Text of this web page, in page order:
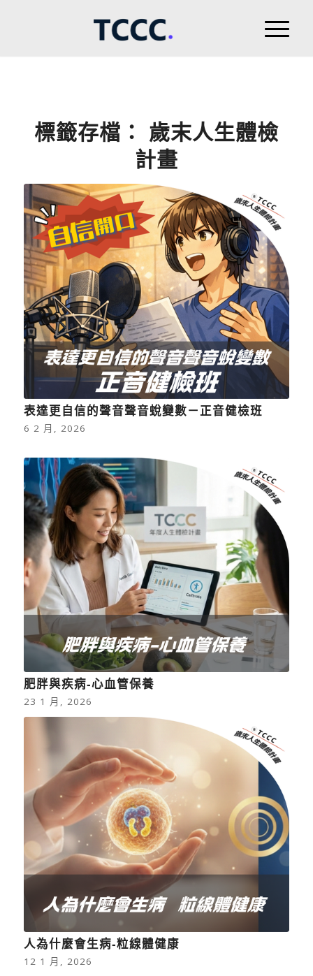
標籤存檔： 歲末人生體檢
計畫
表達更自信的聲音聲音蛻變數－正音健檢班
6 2 月, 2026
肥胖與疾病-心血管保養
23 1 月, 2026
人為什麼會生病-粒線體健康
12 1 月, 2026